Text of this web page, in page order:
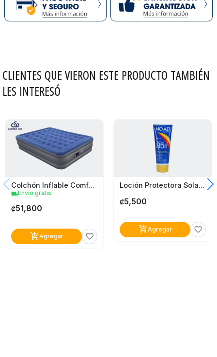
CLIENTES QUE VIERON ESTE PRODUCTO TAMBIÉN
LES INTERESÓ
Colchón Inflable Comfort Trip Queen
local_shippingEnvío gratis
₡51,800
add_shopping_cartAgregar favorite_border
Loción Protectora Solar No Ad Spf85 89Ml
₡5,500
add_shopping_cartAgregar favorite_border